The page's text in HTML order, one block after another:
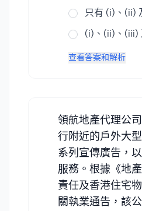
只有 (i)、(ii)
(i)、(ii)、(iii)
查看答案和解析
領航地產代理公
行附近的戶外大
系列宣傳廣告，
服務。根據《地
責任及香港住宅
關執業通告，該